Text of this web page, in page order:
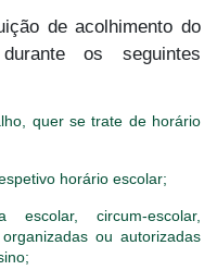
de acolhimento do
os seguintes
quer se trate de horário
horário escolar;
escolar, circum-escolar,
ou autorizadas